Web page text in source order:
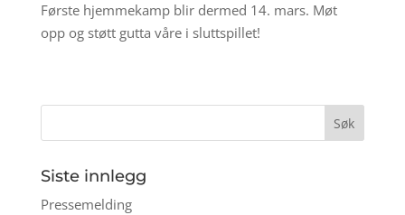
Første hjemmekamp blir dermed 14. mars. Møt
opp og støtt gutta våre i sluttspillet!
Siste innlegg
Pressemelding